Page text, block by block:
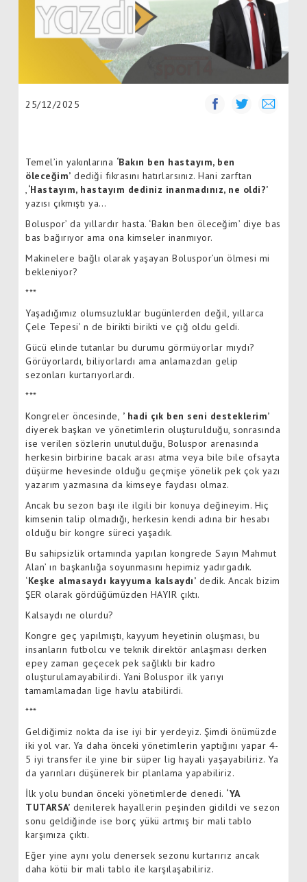
25/12/2025
Temel’in yakınlarına ‘Bakın ben hastayım, ben
öleceğim’ dediği fıkrasını hatırlarsınız. Hani zarftan
‘Hastayım, hastayım dediniz inanmadınız, ne oldi?’
yazısı çıkmıştı ya…
Boluspor’ da yıllardır hasta. ‘Bakın ben öleceğim’ diye bas
bas bağırıyor ama ona kimseler inanmıyor.
Makinelere bağlı olarak yaşayan Boluspor’un ölmesi mi
bekleniyor?
***
Yaşadığımız olumsuzluklar bugünlerden değil, yıllarca
Çele Tepesi’ n de birikti birikti ve çığ oldu geldi.
Gücü elinde tutanlar bu durumu görmüyorlar mıydı?
Görüyorlardı, biliyorlardı ama anlamazdan gelip
sezonları kurtarıyorlardı.
***
Kongreler öncesinde, ’ hadi çık ben seni desteklerim’
diyerek başkan ve yönetimlerin oluşturulduğu, sonrasında
ise verilen sözlerin unutulduğu, Boluspor arenasında
herkesin birbirine bacak arası atma veya bile bile ofsayta
düşürme hevesinde olduğu geçmişe yönelik pek çok yazı
yazarım yazmasına da kimseye faydası olmaz.
Ancak bu sezon başı ile ilgili bir konuya değineyim. Hiç
kimsenin talip olmadığı, herkesin kendi adına bir hesabı
olduğu bir kongre süreci yaşadık.
Bu sahipsizlik ortamında yapılan kongrede Sayın Mahmut
Alan’ ın başkanlığa soyunmasını hepimiz yadırgadık.
‘Keşke almasaydı kayyuma kalsaydı’ dedik. Ancak bizim
ŞER olarak gördüğümüzden HAYIR çıktı.
Kalsaydı ne olurdu?
Kongre geç yapılmıştı, kayyum heyetinin oluşması, bu
insanların futbolcu ve teknik direktör anlaşması derken
epey zaman geçecek pek sağlıklı bir kadro
oluşturulamayabilirdi. Yani Boluspor ilk yarıyı
tamamlamadan lige havlu atabilirdi.
***
Geldiğimiz nokta da ise iyi bir yerdeyiz. Şimdi önümüzde
iki yol var. Ya daha önceki yönetimlerin yaptığını yapar 4-
5 iyi transfer ile yine bir süper lig hayali yaşayabiliriz. Ya
da yarınları düşünerek bir planlama yapabiliriz.
İlk yolu bundan önceki yönetimlerde denedi. ‘YA
TUTARSA’ denilerek hayallerin peşinden gidildi ve sezon
sonu geldiğinde ise borç yükü artmış bir mali tablo
karşımıza çıktı.
Eğer yine aynı yolu denersek sezonu kurtarırız ancak
daha kötü bir mali tablo ile karşılaşabiliriz.